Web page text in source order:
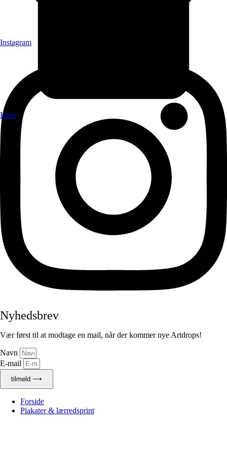
Kurv
Instagram
Nyhedsbrev
Vær først til at modtage en mail, når der kommer nye Artdrops!
Navn
E-mail
tilmeld ⟶
Forside
Plakater & lærredsprint